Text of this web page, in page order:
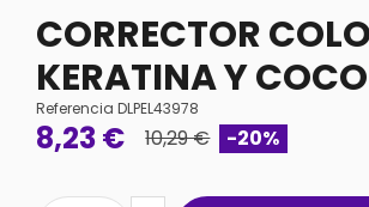
CORRECTOR
KERATINA Y COCO
Referencia DLPEL43978
8,23 € 10,29 € -20%